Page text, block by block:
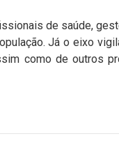
de saúde,
Já o eixo
como de outros